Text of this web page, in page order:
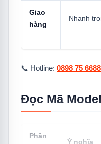
RF48A4000B4/
7. So Sánh 3 Tủ
Giao
hàng
Nhanh
📞 Hotline: 0898 75 6688
Đọc Mã
Phần
Ý nghĩa